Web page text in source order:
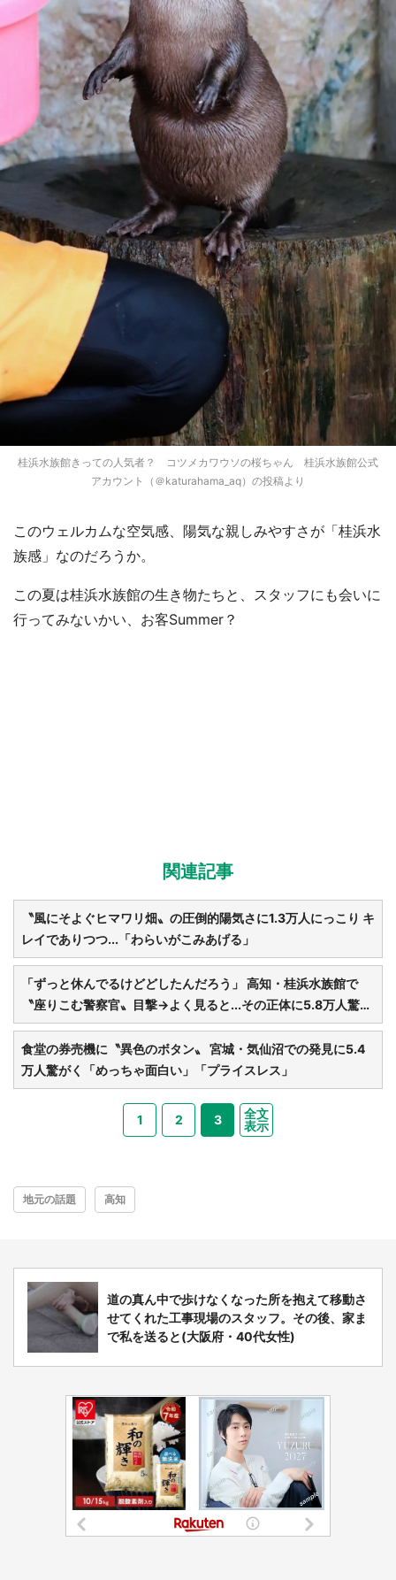
桂浜水族館きっての人気者？ コツメカワウソの桜ちゃん 桂浜水族館公式
アカウント（＠katurahama_aq）の投稿より
このウェルカムな空気感、陽気な親しみやすさが「桂浜水
族感」なのだろうか。
この夏は桂浜水族館の生き物たちと、スタッフにも会いに
行ってみないかい、お客Summer？
関連記事
〝風にそよぐヒマワリ畑〟の圧倒的陽気さに1.3万人にっこり キ
レイでありつつ...「わらいがこみあげる」
「ずっと休んでるけどどしたんだろう」 高知・桂浜水族館で
〝座りこむ警察官〟目撃→よく見ると...その正体に5.8万人驚が
く
食堂の券売機に〝異色のボタン〟 宮城・気仙沼での発見に5.4
万人驚がく「めっちゃ面白い」「プライスレス」
1 2 3
全文
表示
地元の話題 高知
道の真ん中で歩けなくなった所を抱えて移動さ
せてくれた工事現場のスタッフ。その後、家ま
で私を送ると(大阪府・40代女性)